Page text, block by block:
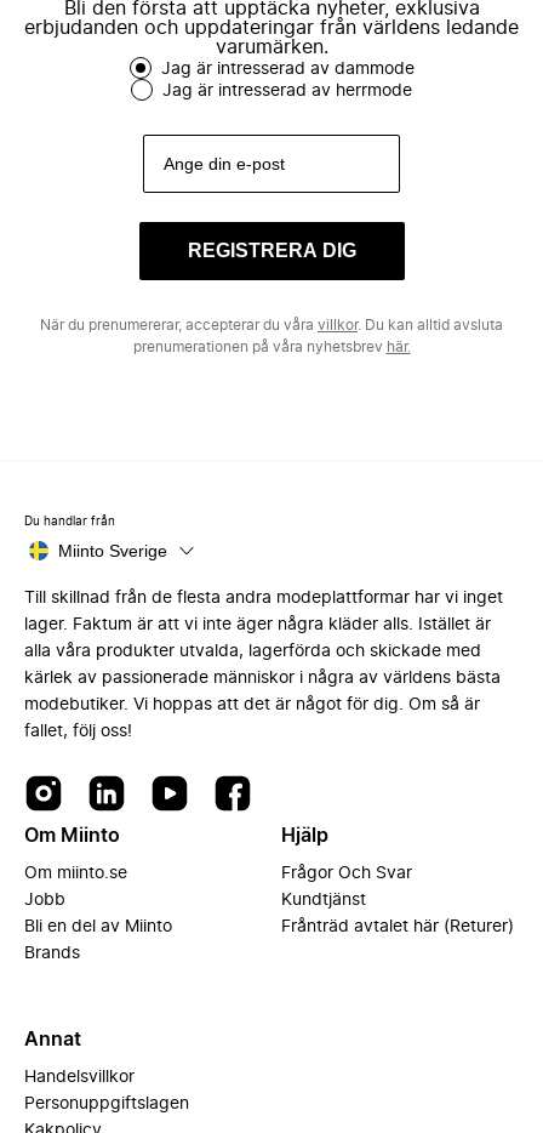
Bli den första att upptäcka nyheter, exklusiva
erbjudanden och uppdateringar från världens ledande
varumärken.
Jag är intresserad av dammode
Jag är intresserad av herrmode
REGISTRERA DIG
När du prenumererar, accepterar du våra villkor. Du kan alltid avsluta
prenumerationen på våra nyhetsbrev här.
Du handlar från
Miinto Sverige
Till skillnad från de flesta andra modeplattformar har vi inget
lager. Faktum är att vi inte äger några kläder alls. Istället är
alla våra produkter utvalda, lagerförda och skickade med
kärlek av passionerade människor i några av världens bästa
modebutiker. Vi hoppas att det är något för dig. Om så är
fallet, följ oss!
Om Miinto
Om miinto.se
Jobb
Bli en del av Miinto
Brands
Hjälp
Frågor Och Svar
Kundtjänst
Frånträd avtalet här (Returer)
Annat
Handelsvillkor
Personuppgiftslagen